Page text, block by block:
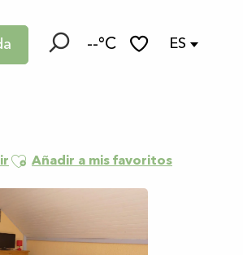
--°C ES
Ajouter aux favoris
Añadir a mis favoritos